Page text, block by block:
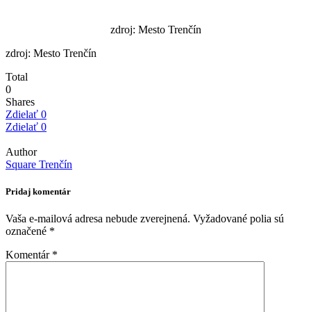
zdroj: Mesto Trenčín
zdroj: Mesto Trenčín
Total
0
Shares
Zdielať 0
Zdielať 0
Author
Square Trenčín
Pridaj komentár
Vaša e-mailová adresa nebude zverejnená. Vyžadované polia sú
označené *
Komentár *